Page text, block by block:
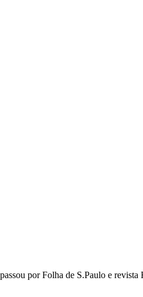
por Folha de S.Paulo e